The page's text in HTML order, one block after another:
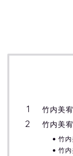
竹内美
竹内美
竹
竹